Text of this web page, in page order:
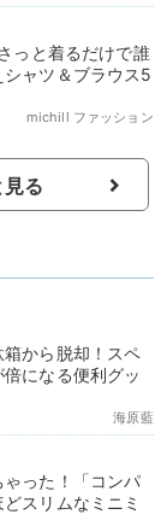
っと着るだけで誰
ャツ＆ブラウス5
michill ファッション
る
から脱却！スペ
になる便利グッ
海原藍
った！「コンパ
スリムなミニミ